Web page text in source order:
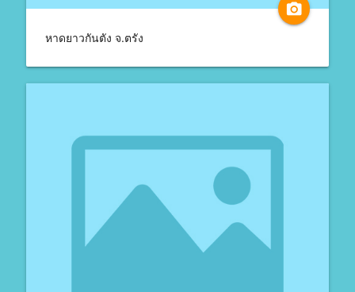
camera_alt
หาดยาวกันตัง จ.ตรัง